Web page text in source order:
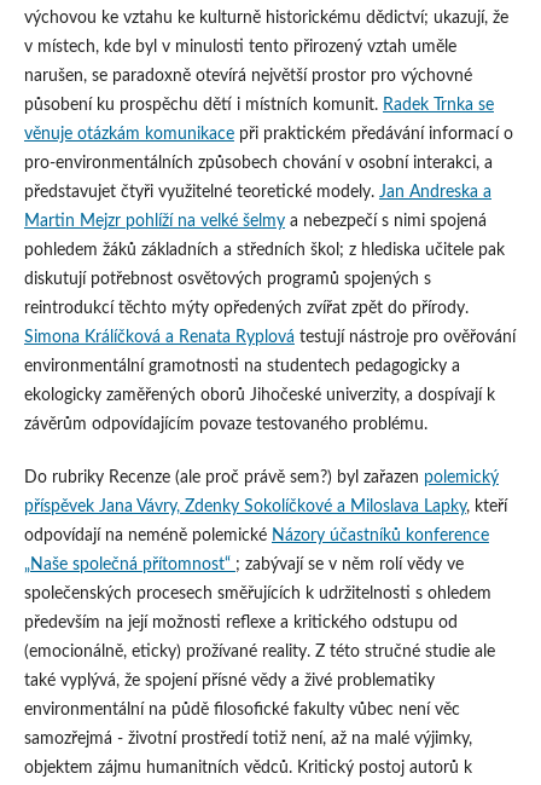
výchovou ke vztahu ke kulturně historickému dědictví; ukazují, že
v místech, kde byl v minulosti tento přirozený vztah uměle
narušen, se paradoxně otevírá největší prostor pro výchovné
působení ku prospěchu dětí i místních komunit. Radek Trnka se
věnuje otázkám komunikacepři praktickém předávání informací o
pro-environmentálních způsobech chování v osobní interakci, a
představujet čtyři využitelné teoretické modely. Jan Andreska a
Martin Mejzr pohlíží na velké šelmya nebezpečí s nimi spojená
pohledem žáků základních a středních škol; z hlediska učitele pak
diskutují potřebnost osvětových programů spojených s
reintrodukcí těchto mýty opředených zvířat zpět do přírody.
Simona Králíčková a Renata Ryplová testují nástroje pro ověřování
environmentální gramotnosti na studentech pedagogicky a
ekologicky zaměřených oborů Jihočeské univerzity, a dospívají k
závěrům odpovídajícím povaze testovaného problému.
Do rubriky Recenze (ale proč právě sem?) byl zařazen polemický
příspěvek Jana Vávry, Zdenky Sokolíčkové a Miloslava Lapky, kteří
odpovídají na neméně polemické Názory účastníků konference
„Naše společná přítomnost“ ; zabývají se v něm rolí vědy ve
společenských procesech směřujících k udržitelnosti s ohledem
především na její možnosti reflexe a kritického odstupu od
(emocionálně, eticky) prožívané reality. Z této stručné studie ale
také vyplývá, že spojení přísné vědy a živé problematiky
environmentální na půdě filosofické fakulty vůbec není věc
samozřejmá ‑ životní prostředí totiž není, až na malé výjimky,
objektem zájmu humanitních vědců. Kritický postoj autorů k